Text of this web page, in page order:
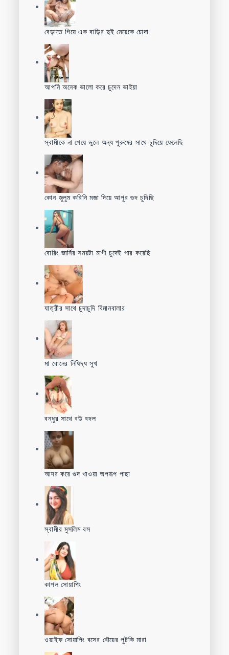
বেড়াতে গিয়ে এক বাড়ির দুই মেয়েকে চোদা
আপনি অনেক ভালো করে চুদেন ভাইয়া
স্বামীকে না পেয়ে ভুলে অন্য পুরুষের সাথে চুদিয়ে ফেলেছি
কোন জুলুম করিনি মজা দিয়ে আপুর গুদ চুদিছি
বোরিং জার্নির সময়টা মাগী চুদেই পার করেছি
যাত্রীর সাথে চুদাচুদি বিমানবালার
মা বোনের নিষিদ্ধ সুখ
বন্ধুর সাথে বউ বদল
আদর করে গুদ খাওয়া অপরূপ পাছা
স্বামীর মুসলিম বস
কাপল সোয়াপিং
ওয়াইফ সোয়াপিং বসের বৌয়ের পুটকি মারা